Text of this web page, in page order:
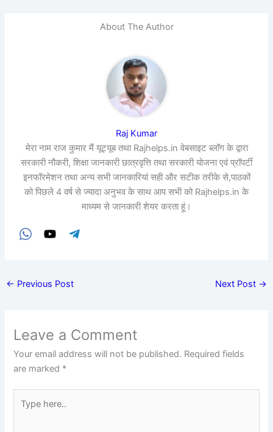
About The Author
Raj Kumar
मेरा नाम राज कुमार मैं यूट्यूब तथा Rajhelps.in वेबसाइट ब्लॉग के द्वारा
सरकारी नौकरी, शिक्षा जानकारी छात्रवृत्ति तथा सरकारी योजना एवं प्रॉपर्टी
इनफॉरमेशन तथा अन्य सभी जानकारियां सही और सटीक तरीके से,पाठकों
को पिछले 4 वर्ष से ज्यादा अनुभव के साथ आप सभी को Rajhelps.in के
माध्यम से जानकारी शेयर करता हूं।
← Previous Post Next Post →
Leave a Comment
Your email address will not be published. Required fields
are marked *
here..